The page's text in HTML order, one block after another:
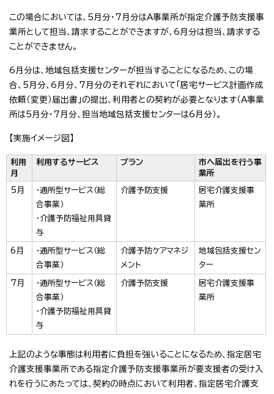
この場合においては、5月分・7月分はA事業所が指定介護予防支援事
業所として担当、請求することができますが、6月分は担当、請求する
ことができません。
6月分は、地域包括支援センターが担当することになるため、この場
合、5月分、6月分、7月分のそれぞれにおいて「居宅サービス計画作成
依頼（変更）届出書」の提出、利用者との契約が必要となります（A事業
所は5月分・7月分、担当地域包括支援センターは6月分）。
【実施イメージ図】
利用
月
利用するサービス プラン
市へ届出を行う事
業所
5月
・通所型サービス（総
合事業）
・介護予防福祉用具貸
与
介護予防支援
居宅介護支援事
業所
6月
・通所型サービス（総
合事業）
介護予防ケアマネジ
メント
地域包括支援セン
ター
7月
・通所型サービス（総
合事業）
・介護予防福祉用具貸
与
介護予防支援
居宅介護支援事
業所
上記のような事態は利用者に負担を強いることになるため、指定居宅
介護支援事業所である指定介護予防支援事業所が要支援者の受け入
れを行うにあたっては、契約の時点において利用者、指定居宅介護支